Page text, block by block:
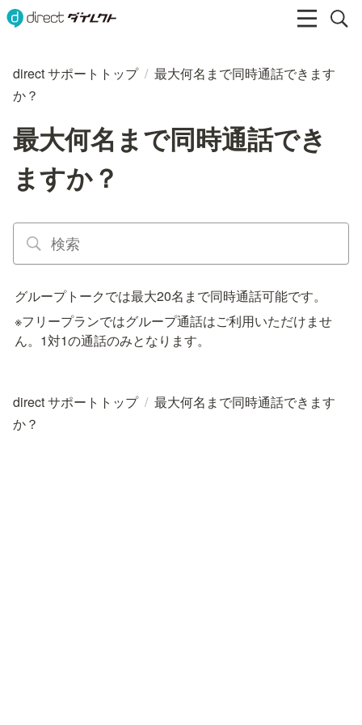
direct サポートトップ / 最大何名まで同時通話できます
か？
最大何名まで同時通話でき
ますか？
グループトークでは最大20名まで同時通話可能です。
※フリープランではグループ通話はご利用いただけませ
ん。1対1の通話のみとなります。
direct サポートトップ / 最大何名まで同時通話できます
か？